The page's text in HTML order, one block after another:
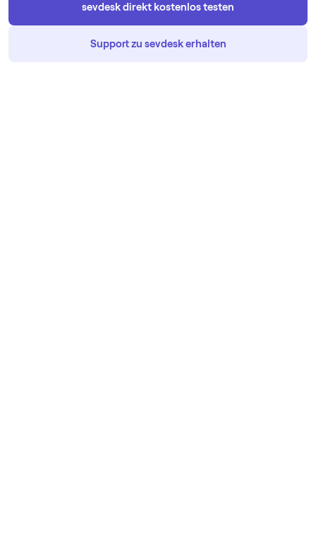
sevdesk direkt kostenlos testen
Support zu sevdesk erhalten